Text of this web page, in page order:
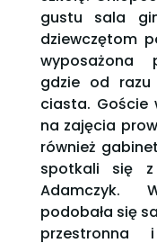
gustu sala
dziewczętom
wyposażona
gdzie od razu
ciasta. Goście
na zajęcia
również
spotkali się z
Adamczyk.
podobała się
przestronna